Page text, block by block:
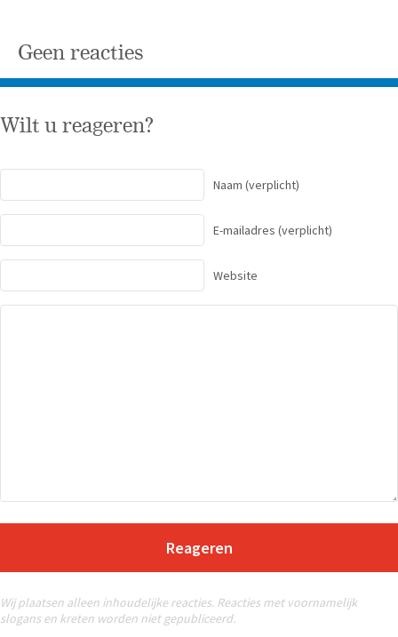
Geen reacties
Wilt u reageren?
Naam (verplicht)
E-mailadres (verplicht)
Website
Reageren
Wij plaatsen alleen inhoudelijke reacties. Reacties met voornamelijk
slogans en kreten worden niet gepubliceerd.